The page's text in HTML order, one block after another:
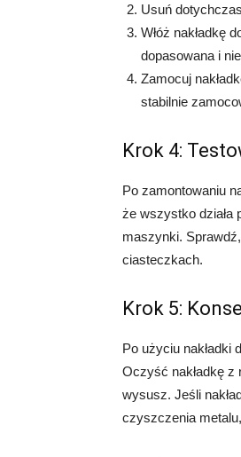
Usuń
Włóż nakładkę
dopasowana i
Zamocuj
stabilnie
Krok 4:
Po zamontowaniu
że wszystko działa
maszynki.
ciasteczkach.
Krok 5:
Po użyciu nakładki
Oczyść nakładkę z
wysusz. Jeśli
czyszczenia